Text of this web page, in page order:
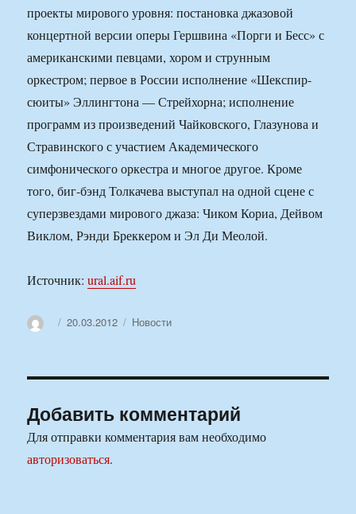
проекты мирового уровня: постановка джазовой
концертной версии оперы Гершвина «Порги и Бесс» с
американскими певцами, хором и струнным
оркестром; первое в России исполнение «Шекспир-
сюиты» Эллингтона — Стрейхорна; исполнение
программ из произведений Чайковского, Глазунова и
Стравинского с участием Академического
симфонического оркестра и многое другое. Кроме
того, биг-бэнд Толкачева выступал на одной сцене с
суперзвездами мирового джаза: Чиком Кориа, Дейвом
Виклом, Рэнди Бреккером и Эл Ди Меолой.
Источник:ural.aif.ru
АвторОпубликовано
20.03.2012 Рубрики
Новости
Добавить комментарий
Для отправки комментария вам необходимо
авторизоваться.